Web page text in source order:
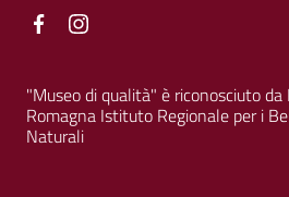
Facebook
"Museo di qualità" è riconosciuto
Romagna Istituto Regionale per i
Naturali